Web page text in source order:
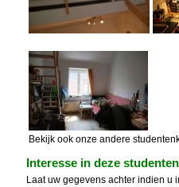
Bekijk ook onze andere
Interesse in deze
Laat uw gegevens achter indien u